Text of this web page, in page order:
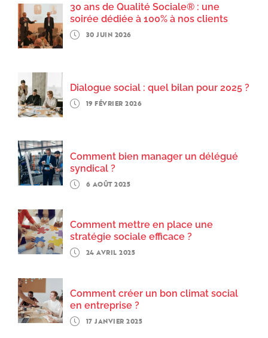
30 ans de Qualité Sociale® : une
soirée dédiée à 100% à nos clients
30 JUIN 2026
Dialogue social : quel bilan pour 2025 ?
19 FÉVRIER 2026
Comment bien manager un délégué
syndical ?
6 AOÛT 2025
Comment mettre en place une
stratégie sociale efficace ?
24 AVRIL 2025
Comment créer un bon climat social
en entreprise ?
17 JANVIER 2025